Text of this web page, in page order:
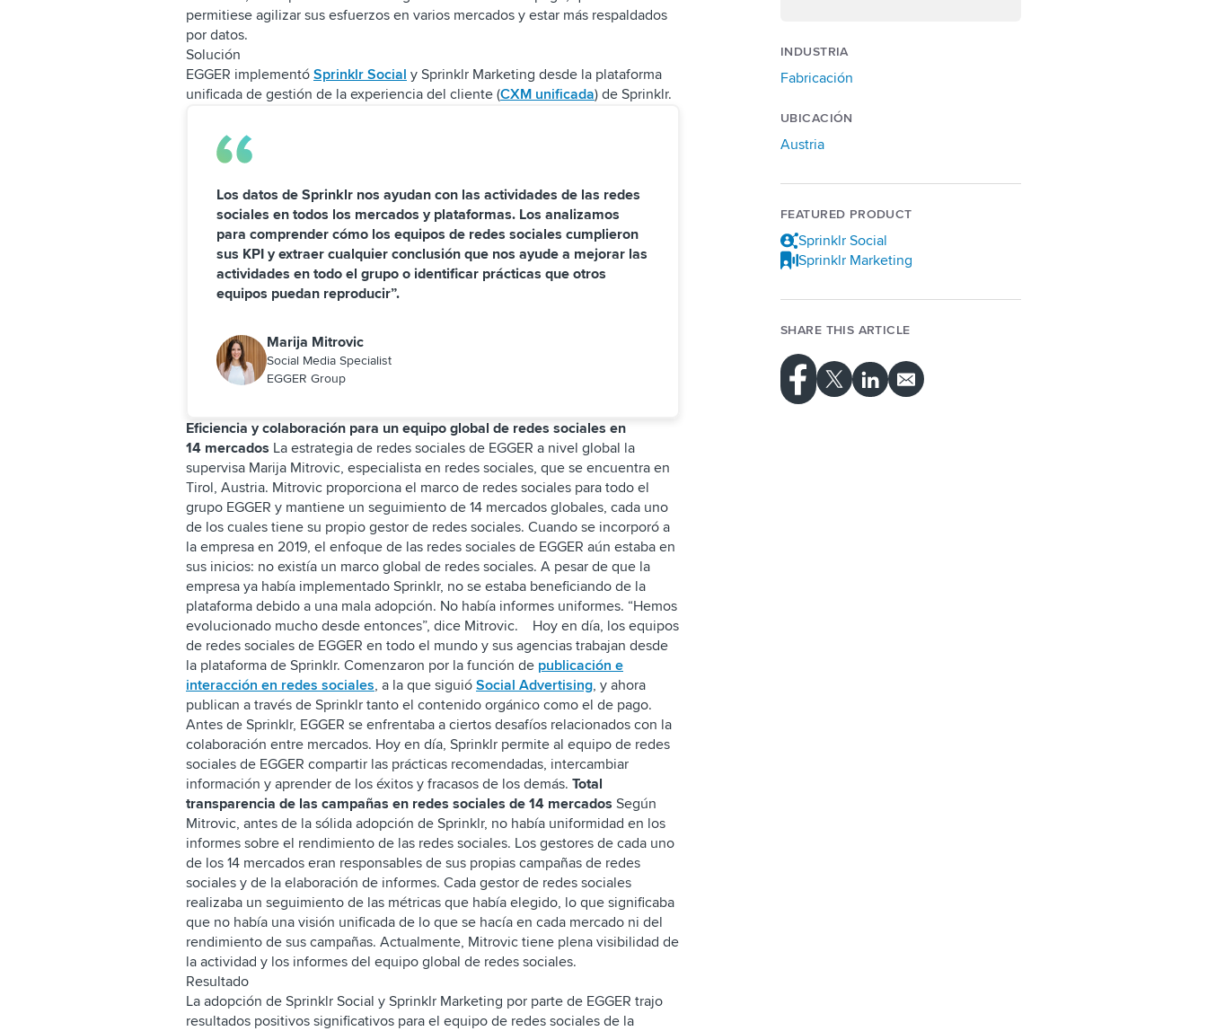
permitiese agilizar sus esfuerzos en varios mercados y estar más respaldados
por datos.
Solución
EGGER implementó Sprinklr Social y Sprinklr Marketing desde la plataforma
unificada de gestión de la experiencia del cliente (CXM unificada) de Sprinklr.
Los datos de Sprinklr nos ayudan con las actividades de las redes
sociales en todos los mercados y plataformas. Los analizamos
para comprender cómo los equipos de redes sociales cumplieron
sus KPI y extraer cualquier conclusión que nos ayude a mejorar las
actividades en todo el grupo o identificar prácticas que otros
equipos puedan reproducir”.
Marija Mitrovic
Social Media Specialist
EGGER Group
Eficiencia y colaboración para un equipo global de redes sociales en
14 mercados La estrategia de redes sociales de EGGER a nivel global la
supervisa Marija Mitrovic, especialista en redes sociales, que se encuentra en
Tirol, Austria. Mitrovic proporciona el marco de redes sociales para todo el
grupo EGGER y mantiene un seguimiento de 14 mercados globales, cada uno
de los cuales tiene su propio gestor de redes sociales. Cuando se incorporó a
la empresa en 2019, el enfoque de las redes sociales de EGGER aún estaba en
sus inicios: no existía un marco global de redes sociales. A pesar de que la
empresa ya había implementado Sprinklr, no se estaba beneficiando de la
plataforma debido a una mala adopción. No había informes uniformes. “Hemos
evolucionado mucho desde entonces”, dice Mitrovic. Hoy en día, los equipos
de redes sociales de EGGER en todo el mundo y sus agencias trabajan desde
la plataforma de Sprinklr. Comenzaron por la función de publicación e
interacción en redes sociales, a la que siguió Social Advertising, y ahora
publican a través de Sprinklr tanto el contenido orgánico como el de pago.
Antes de Sprinklr, EGGER se enfrentaba a ciertos desafíos relacionados con la
colaboración entre mercados. Hoy en día, Sprinklr permite al equipo de redes
sociales de EGGER compartir las prácticas recomendadas, intercambiar
información y aprender de los éxitos y fracasos de los demás. Total
transparencia de las campañas en redes sociales de 14 mercados Según
Mitrovic, antes de la sólida adopción de Sprinklr, no había uniformidad en los
informes sobre el rendimiento de las redes sociales. Los gestores de cada uno
de los 14 mercados eran responsables de sus propias campañas de redes
sociales y de la elaboración de informes. Cada gestor de redes sociales
realizaba un seguimiento de las métricas que había elegido, lo que significaba
que no había una visión unificada de lo que se hacía en cada mercado ni del
rendimiento de sus campañas. Actualmente, Mitrovic tiene plena visibilidad de
la actividad y los informes del equipo global de redes sociales.
Resultado
La adopción de Sprinklr Social y Sprinklr Marketing por parte de EGGER trajo
resultados positivos significativos para el equipo de redes sociales de la
INDUSTRIA
Fabricación
UBICACIÓN
Austria
FEATURED PRODUCT
Sprinklr Social
Sprinklr Marketing
SHARE THIS ARTICLE